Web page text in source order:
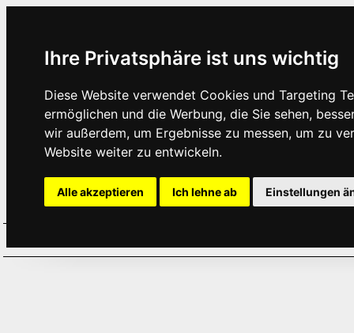
Ihre Privatsphäre ist uns wichtig
Diese Website verwendet Cookies und Targeting
ermöglichen und die Werbung, die Sie sehen,
wir außerdem, um Ergebnisse zu messen, um zu
Website weiter zu entwickeln.
Alle akzeptieren Ich lehne ab Einstellungen